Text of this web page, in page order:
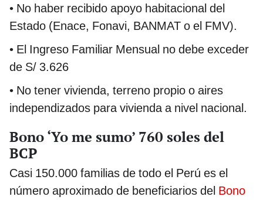
• No haber recibido apoyo habitacional del
Estado (Enace, Fonavi, BANMAT o el FMV).
• El Ingreso Familiar Mensual no debe exceder
de S/ 3.626
• No tener vivienda, terreno propio o aires
independizados para vivienda a nivel nacional.
Bono ‘Yo me sumo’ 760 soles del
BCP
Casi 150.000 familias de todo el Perú es el
número aproximado de beneficiarios del Bono